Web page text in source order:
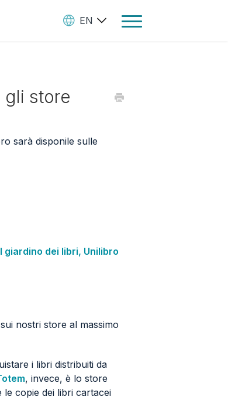
Toggle
Audiobooks
Create Your Books
Contact
EN
store
sarà disponile sulle
giardino dei libri, Unilibro
nostri store al massimo
i libri distribuiti da
, invece, è lo store
le copie dei libri cartacei